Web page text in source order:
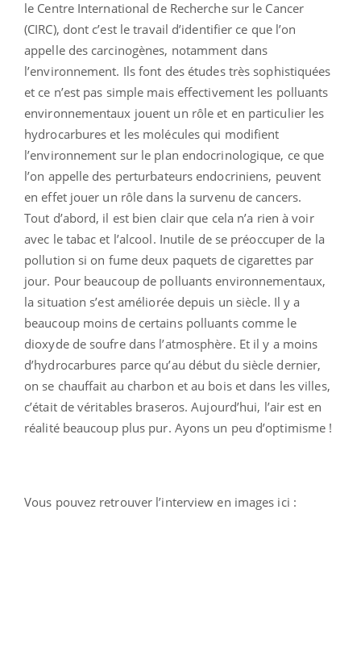
le Centre International de Recherche sur le Cancer
(CIRC), dont c’est le travail d’identifier ce que l’on
appelle des carcinogènes, notamment dans
l’environnement. Ils font des études très sophistiquées
et ce n’est pas simple mais effectivement les polluants
environnementaux jouent un rôle et en particulier les
hydrocarbures et les molécules qui modifient
l’environnement sur le plan endocrinologique, ce que
l’on appelle des perturbateurs endocriniens, peuvent
en effet jouer un rôle dans la survenu de cancers.
Tout d’abord, il est bien clair que cela n’a rien à voir
avec le tabac et l’alcool. Inutile de se préoccuper de la
pollution si on fume deux paquets de cigarettes par
jour. Pour beaucoup de polluants environnementaux,
la situation s’est améliorée depuis un siècle. Il y a
beaucoup moins de certains polluants comme le
dioxyde de soufre dans l’atmosphère. Et il y a moins
d’hydrocarbures parce qu’au début du siècle dernier,
on se chauffait au charbon et au bois et dans les villes,
c’était de véritables braseros. Aujourd’hui, l’air est en
réalité beaucoup plus pur. Ayons un peu d’optimisme !
Vous pouvez retrouver l’interview en images ici :